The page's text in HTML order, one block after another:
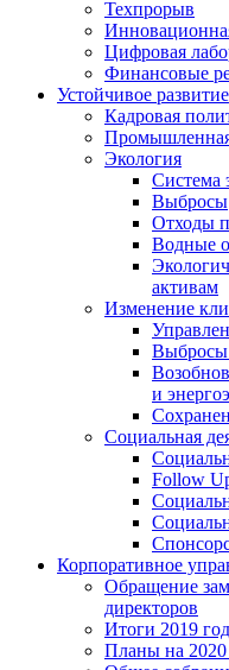
Техпрорыв
Цифровая
Финансовые
Устойчивое развитие
Кадровая
Промышленная
Экология
Система
Выбросы
Отходы
Водные
активам
Изменение
Выбросы
и
Социальная
Follow
Корпоративное
Обращение
директоров
Итоги 2019
Планы на 2020